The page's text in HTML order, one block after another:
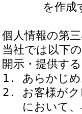
を作成
個人情報の第
当社では以下
開示・提供す
あらかじ
お客様が
において